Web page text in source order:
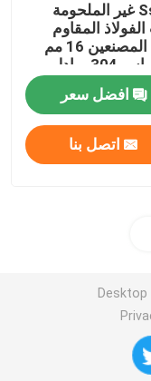
Ss 321 غير الملحومة
الفولاذ المقاوم
للصدأ المصنعين 16 مم
16 مقياس 304 مبادل
افضل سعر
اتصل بنا
Desktop